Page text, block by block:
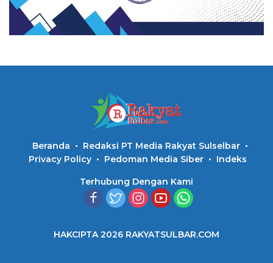
Beranda
Redaksi PT Media Rakyat Sulselbar
Privacy Policy
Pedoman Media Siber Indeks
Terhubung Dengan Kami
HAKCIPTA 2026 RAKYATSULBAR.COM